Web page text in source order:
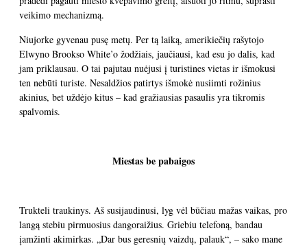
veikimo mechanizmą.
Niujorke gyvenau pusę metų. Per tą laiką, amerikiečių rašytojo
Elwyno Brookso White’o žodžiais, jaučiausi, kad esu jo dalis, kad
jam priklausau. O tai pajutau nuėjusi į turistines vietas ir išmokusi
ten nebūti turiste. Nesaldžios patirtys išmokė nusiimti rožinius
akinius, bet uždėjo kitus – kad gražiausias pasaulis yra tikromis
spalvomis.
Miestas be pabaigos
Trukteli traukinys. Aš susijaudinusi, lyg vėl būčiau mažas vaikas, pro
langą stebiu pirmuosius dangoraižius. Griebiu telefoną, bandau
įamžinti akimirkas. „Dar bus geresnių vaizdų, palauk“, – sako mane